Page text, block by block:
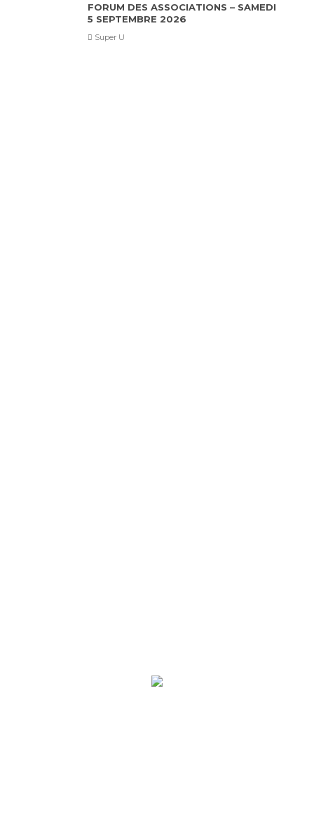
FORUM DES ASSOCIATIONS – SAMEDI
5 SEPTEMBRE 2026
Super U